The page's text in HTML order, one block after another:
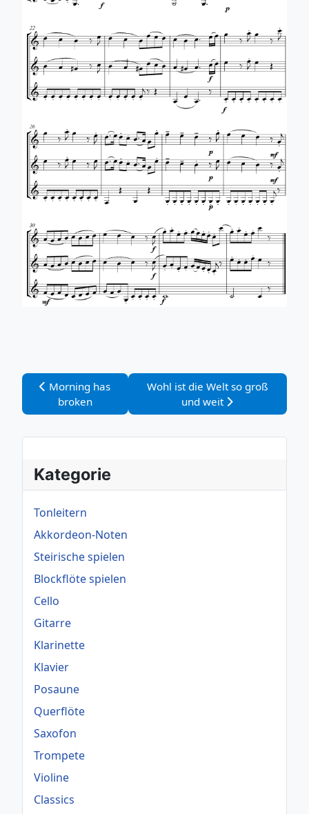
Kategorie
Tonleitern
Akkordeon-Noten
Steirische spielen
Blockflöte spielen
Cello
Gitarre
Klarinette
Klavier
Posaune
Querflöte
Saxofon
Trompete
Violine
Classics
Vorheriger Beitrag: Morning has broken
Morning has
broken
Nächster Beitrag: Wohl ist die
Wohl ist die Welt so groß
und weit